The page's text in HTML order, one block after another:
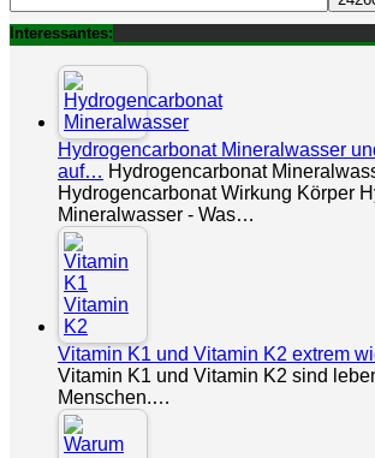
Interessantes:
Hydrogencarbonat Mineralwasser
auf… Hydrogencarbonat
Hydrogencarbonat Wirkung Körper
Mineralwasser - Was…
Vitamin K1 und Vitamin K2 extrem
Vitamin K1 und Vitamin K2 sind
Menschen.…